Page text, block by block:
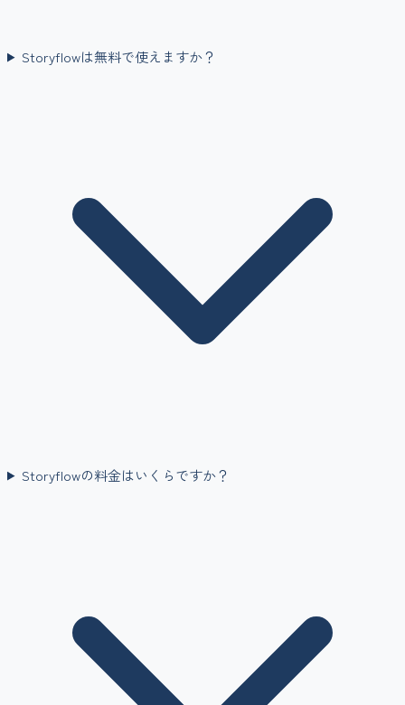
Storyflowは無料で使えますか？
Storyflowの料金はいくらですか？